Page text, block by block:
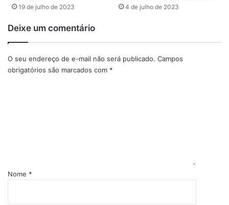
19 de julho de 2023 4 de julho de 2023
Deixe um comentário
O seu endereço de e-mail não será publicado. Campos
obrigatórios são marcados com *
i
o
Nome *